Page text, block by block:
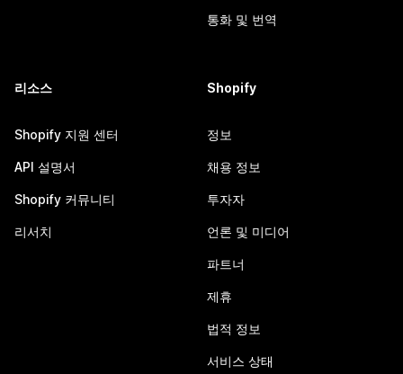
통화 및 번역
리소스
Shopify 지원 센터
API 설명서
Shopify 커뮤니티
리서치
Shopify
정보
채용 정보
투자자
언론 및 미디어
파트너
제휴
법적 정보
서비스 상태